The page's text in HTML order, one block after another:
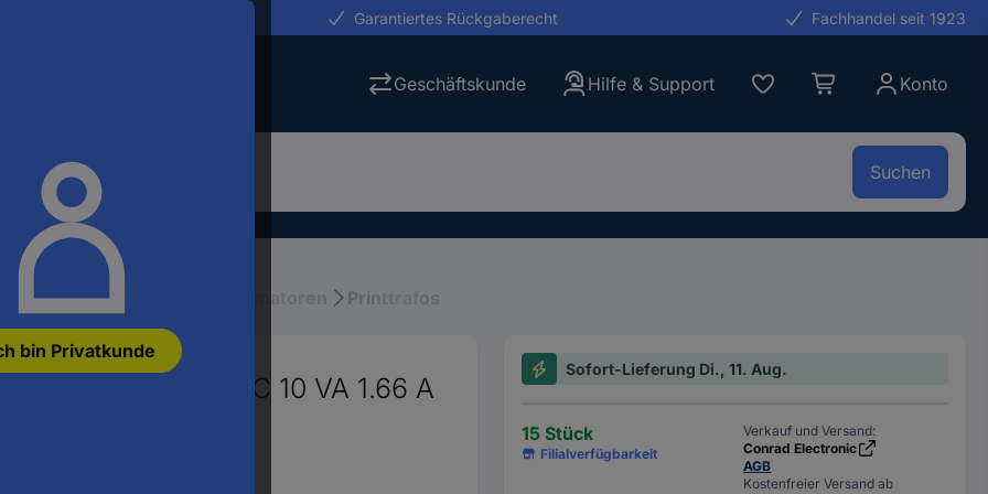
bin Privatkunde
Garantiertes Rückgaberecht Fachhandel seit 1923
Geschäftskunde Hilfe & Support Konto
Suchen
und Netzteile Transformatoren Printtrafos
x 230 V 1 x 6 V/AC 10 VA 1.66 A
Sofort-Lieferung Di., 11. Aug.
15 Stück
Filialverfügbarkeit
Verkauf und Versand:
Conrad Electronic
AGB
Kostenfreier Versand ab